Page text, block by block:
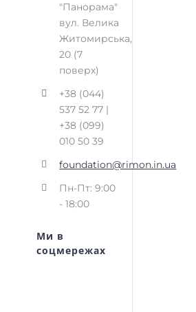
"Панорама"
вул. Велика
Житомирська,
20 (7
поверх)
+38 (044)
537 52 77 |
+38 (099)
010 50 39
foundation@rimon.in.ua
Пн-Пт: 9:00
- 18:00
Ми в
соцмережах